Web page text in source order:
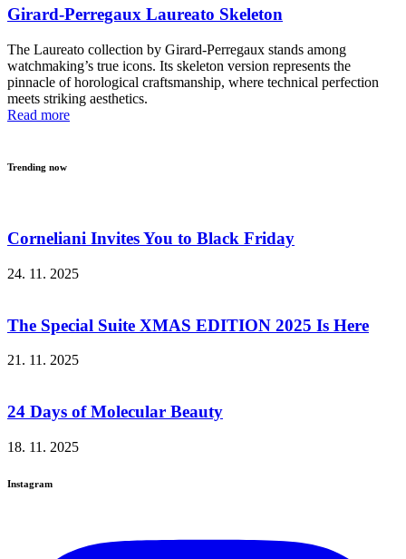
Girard-Perregaux Laureato Skeleton
The Laureato collection by Girard-Perregaux stands among
watchmaking’s true icons. Its skeleton version represents the
pinnacle of horological craftsmanship, where technical perfection
meets striking aesthetics.
Read more
Trending now
Corneliani Invites You to Black Friday
24. 11. 2025
The Special Suite XMAS EDITION 2025 Is Here
21. 11. 2025
24 Days of Molecular Beauty
18. 11. 2025
Instagram